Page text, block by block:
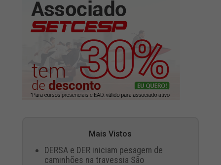
Mais Vistos
DERSA e DER iniciam pesagem de
caminhões na travessia São